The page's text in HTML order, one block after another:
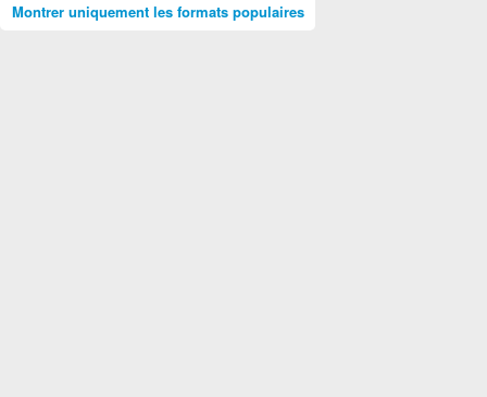
Montrer uniquement les formats populaires